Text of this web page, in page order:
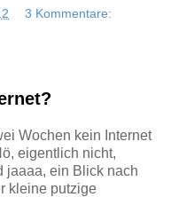
3 Kommentare:
Wochen kein Internet
eigentlich nicht,
jaaaa, ein Blick nach
kleine putzige